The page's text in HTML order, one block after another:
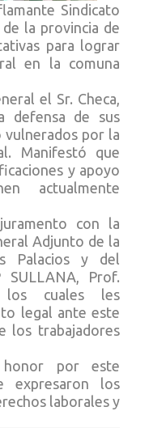
Sindicato
la provincia de
para lograr
en la comuna
el Sr. Checa,
defensa de sus
vulnerados por la
Manifestó que
y apoyo
actualmente
con la
Adjunto de la
Palacios y del
Prof.
los cuales les
legal ante este
los trabajadores
por este
expresaron los
laborales y